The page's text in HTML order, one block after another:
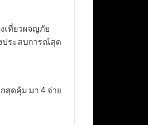
เที่ยวผจญภัย
ประสบการณ์สุด
สุดคุ้ม มา 4 จ่าย